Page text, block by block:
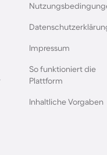
Agriturismi in
Impressum
So funktioniert die
Plattform
Inhaltliche Vorgaben